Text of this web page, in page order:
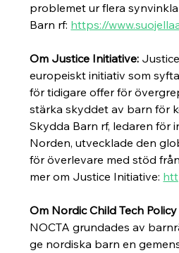
problemet ur flera
Barn rf: https://
Om Justice Initiative:
europeiskt initiativ som
för tidigare offer för
stärka skyddet av barn för
Skydda Barn rf, ledaren för
Norden, utvecklade den
för överlevare med stöd
mer om Justice Initiative:
Om Nordic Child Tech
NOCTA grundades av
ge nordiska barn en